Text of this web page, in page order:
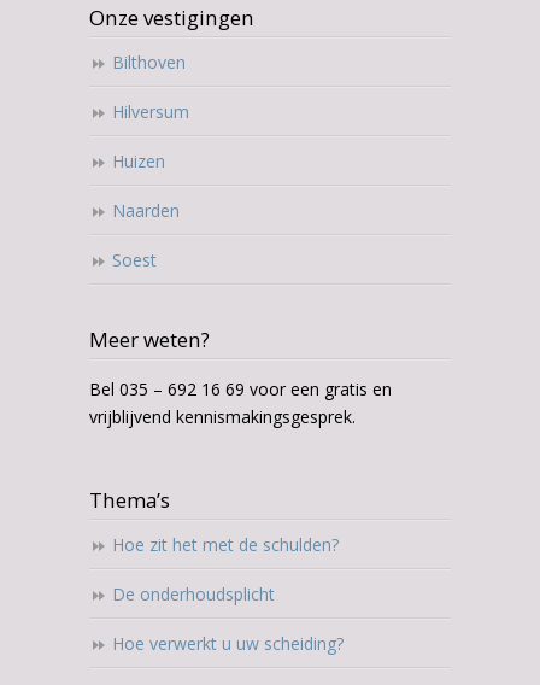
Onze vestigingen
Bilthoven
Hilversum
Huizen
Naarden
Soest
Meer weten?
Bel 035 – 692 16 69 voor een gratis en
vrijblijvend kennismakingsgesprek.
Thema’s
Hoe zit het met de schulden?
De onderhoudsplicht
Hoe verwerkt u uw scheiding?